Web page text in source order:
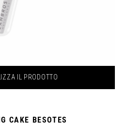
IL PRODOTTO
CAKE BESOTES